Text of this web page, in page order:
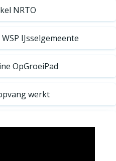
NRTO
IJsselgemeente
OpGroeiPad
werkt